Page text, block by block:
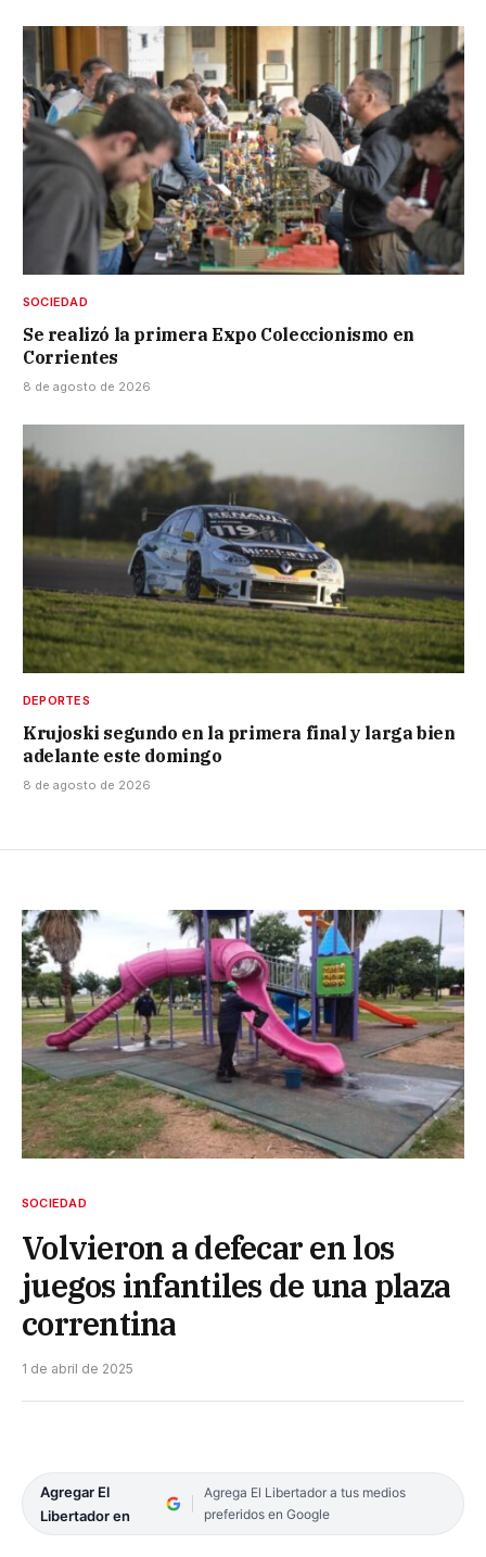
SOCIEDAD
Se realizó la primera Expo Coleccionismo en
Corrientes
8 de agosto de 2026
DEPORTES
Krujoski segundo en la primera final y larga bien
adelante este domingo
8 de agosto de 2026
SOCIEDAD
Volvieron a defecar en los
juegos infantiles de una plaza
correntina
1 de abril de 2025
Agregar El
Libertador en
Agrega El Libertador a tus medios
preferidos en Google